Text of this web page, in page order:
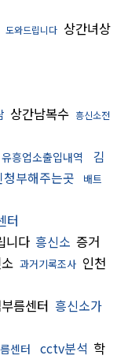
도와드립니다 상간녀상
상간남복수 흥신소전
유흥업소출입내역
김
청부해주는곳
배트
터
니다 흥신소 증거
과거기록조사 인천
름센터 흥신소가
센터 cctv분석 학